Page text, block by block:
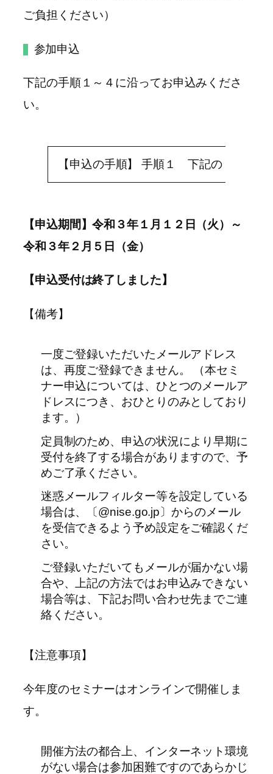
ご負担ください）
参加申込
下記の手順１～４に沿ってお申込みくださ
い。
【申込の手順】 手順１ 下記の「セミ
【申込期間】令和３年１月１２日（火）～
令和３年２月５日（金）
【申込受付は終了しました】
【備考】
一度ご登録いただいたメールアドレス
は、再度ご登録できません。 （本セミ
ナー申込については、ひとつのメールア
ドレスにつき、おひとりのみとしており
ます。）
定員制のため、申込の状況により早期に
受付を終了する場合がありますので、予
めご了承ください。
迷惑メールフィルター等を設定している
場合は、〔@nise.go.jp〕からのメール
を受信できるよう予め設定をご確認くだ
さい。
ご登録いただいてもメールが届かない場
合や、上記の方法ではお申込みできない
場合等は、下記お問い合わせ先までご連
絡ください。
【注意事項】
今年度のセミナーはオンラインで開催しま
す。
開催方法の都合上、インターネット環境
がない場合は参加困難ですのであらかじ